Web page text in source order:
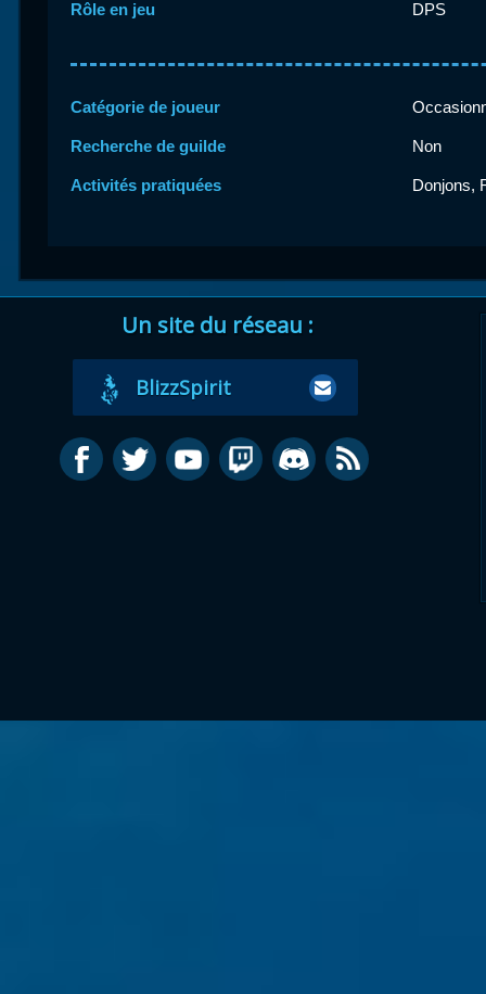
Rôle en jeu DPS
Catégorie de joueur
Recherche de guilde Non
Activités pratiquées Donjons,
Un site du réseau :
BlizzSpirit